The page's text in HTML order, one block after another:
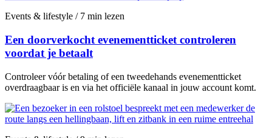
Events & lifestyle / 7 min lezen
Een doorverkocht evenementticket controleren
voordat je betaalt
Controleer vóór betaling of een tweedehands evenementticket
overdraagbaar is en via het officiële kanaal in jouw account komt.